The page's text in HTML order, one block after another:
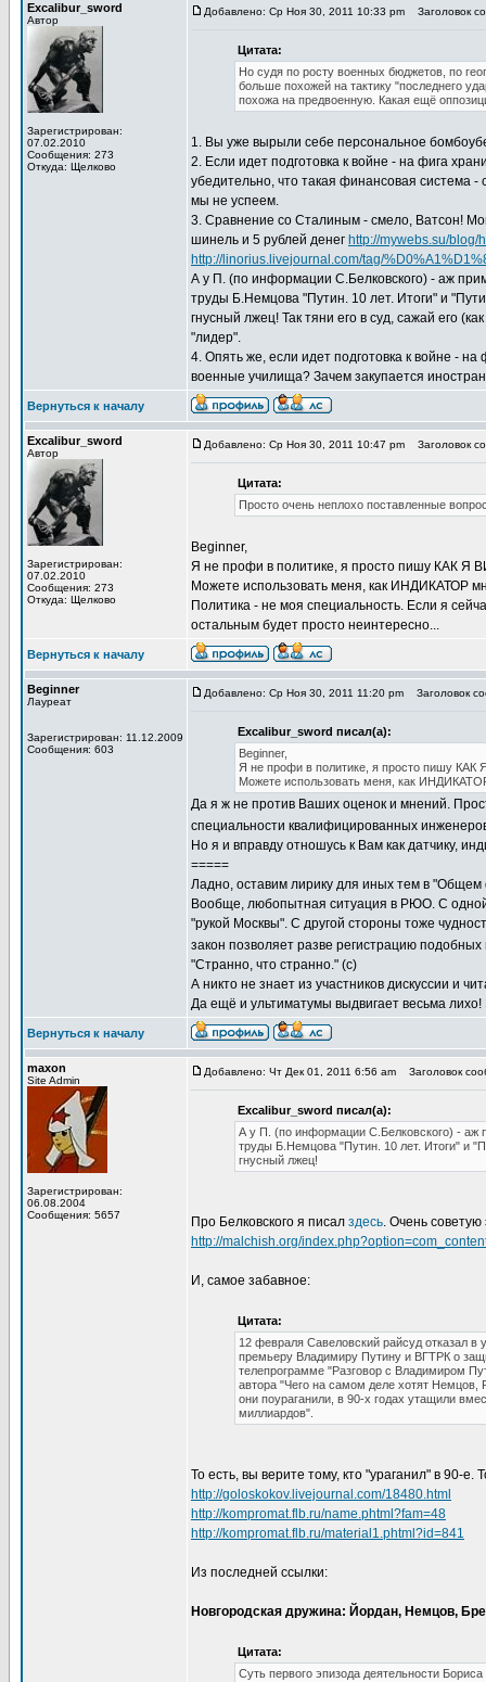
Excalibur_sword
Автор
Зарегистрирован:
07.02.2010
Сообщения: 273
Откуда: Щелково
Добавлено: Ср Ноя 30, 2011 10:33 pm Заголовок
Цитата:
Но судя по росту военных бюджетов, по
больше похожей на тактику "последнего
похожа на предвоенную. Какая ещё
1. Вы уже вырыли себе персональное
2. Если идет подготовка к войне - на фига
убедительно, что такая финансовая система -
мы не успеем.
3. Сравнение со Сталиным - смело, Ватсон!
шинель и 5 рублей денег http://mywebs.su/blog/
http://linorius.livejournal.com/tag/
А у П. (по информации С.Белковского) - аж
труды Б.Немцова "Путин. 10 лет. Итоги" и
гнусный лжец! Так тяни его в суд, сажай его
"лидер".
4. Опять же, если идет подготовка к войне -
военные училища? Зачем закупается
Вернуться к началу
Excalibur_sword
Автор
Зарегистрирован:
07.02.2010
Сообщения: 273
Откуда: Щелково
Добавлено: Ср Ноя 30, 2011 10:47 pm Заголовок
Цитата:
Просто очень неплохо поставленные
Beginner,
Я не профи в политике, я просто пишу КАК Я
Можете использовать меня, как ИНДИКАТОР
Политика - не моя специальность. Если я
остальным будет просто неинтересно...
Вернуться к началу
Beginner
Лауреат
Зарегистрирован: 11.12.2009
Сообщения: 603
Добавлено: Ср Ноя 30, 2011 11:20 pm Заголовок
Excalibur_sword писал(а):
Beginner,
Я не профи в политике, я просто пишу КАК
Можете использовать меня, как
Да я ж не против Ваших оценок и мнений.
специальности квалифицированных
Но я и вправду отношусь к Вам как датчику,
=====
Ладно, оставим лирику для иных тем в
Вообще, любопытная ситуация в РЮО. С
"рукой Москвы". С другой стороны тоже
закон позволяет разве регистрацию
"Странно, что странно." (с)
А никто не знает из участников дискуссии и
Да ещё и ультиматумы выдвигает весьма
Вернуться к началу
maxon
Site Admin
Зарегистрирован:
06.08.2004
Сообщения: 5657
Добавлено: Чт Дек 01, 2011 6:56 am Заголовок
Excalibur_sword писал(а):
А у П. (по информации С.Белковского) - аж
труды Б.Немцова "Путин. 10 лет. Итоги" и
гнусный лжец!
Про Белковского я писал здесь. Очень советую
http://malchish.org/
И, самое забавное:
Цитата:
12 февраля Савеловский райсуд отказал
премьеру Владимиру Путину и ВГТРК о
телепрограмме "Разговор с Владимиром
автора "Чего на самом деле хотят Немцов,
они поураганили, в 90-х годах утащили
миллиардов".
То есть, вы верите тому, кто "ураганил" в 90-е.
http://goloskokov.livejournal.com/18480.html
http://kompromat.flb.ru/name.phtml?fam=48
http://kompromat.flb.ru/material1.phtml?id=841
Из последней ссылки:
Новгородская дружина: Йордан, Немцов,
Цитата:
Суть первого эпизода деятельности